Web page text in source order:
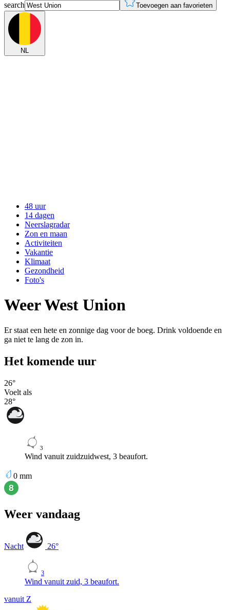
search Toevoegen aan favorieten
NL
48 uur
14 dagen
Neerslagradar
Zon en maan
Activiteiten
Vakantie
Klimaat
Gezondheid
Foto's
Weer West Union
Er staat een hete en zonnige dag voor de boeg. Drink voldoende en
ga niet te lang de zon in.
Het komende uur
26°
Voelt als
28°
3
Wind vanuit zuidzuidwest, 3 beaufort.
0 mm
Weer vandaag
Nacht 26°
3
Wind vanuit zuid, 3 beaufort.
vanuit Z